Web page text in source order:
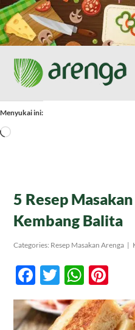
Skip
to
content
Home
Tentang Kami
Produk
Kontak
Menyukai ini:
Memuat...
5 Resep
Kembang Balita
Categories: Resep Masakan Arenga |
Facebook
Twitter